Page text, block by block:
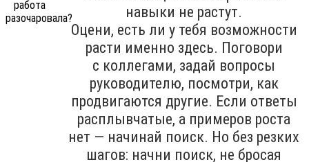
навыки не растут.
Оцени, есть ли у тебя возможности
расти именно здесь. Поговори
с коллегами, задай вопросы
руководителю, посмотри, как
продвигаются другие. Если ответы
расплывчатые, а примеров роста
нет — начинай поиск. Но без резких
шагов: начни поиск, не бросая